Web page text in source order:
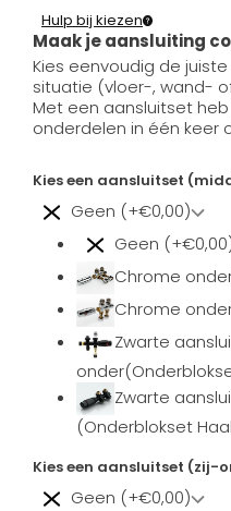
Maak je aansluiting
Hulp bij kiezen
Kies eenvoudig de
situatie (vloer-, wand-
Met een aansluitset
onderdelen in één keer
Kies een aansluitset
Geen (+€0,00)
Geen
Chrome
Chrome
Zwarte
Zwarte
(Onderblokset
Kies een aansluitset (zij-
Geen (+€0,00)